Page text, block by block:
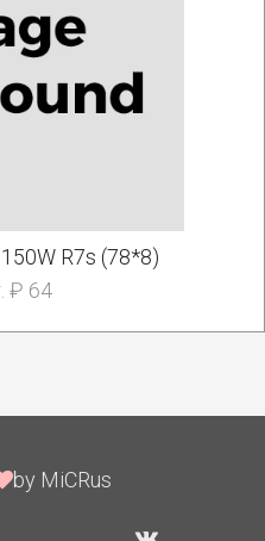
R7s (78*8)
₽ 64
by MiCRus